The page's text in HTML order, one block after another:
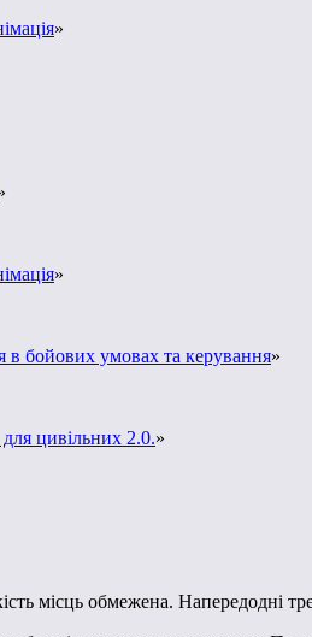
»
»
бойових умовах та керування»
цивільних 2.0.»
місць обмежена. Напередодні